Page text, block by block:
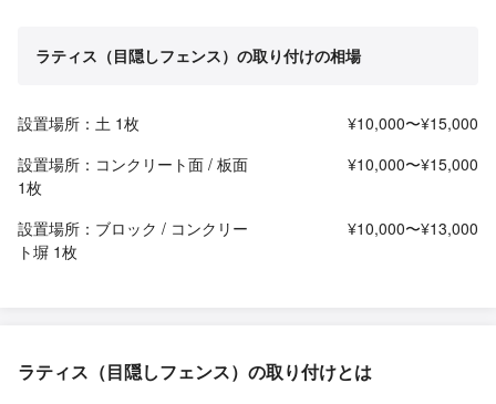
ラティス（目隠しフェンス）の取り付けの相場
設置場所：土 1枚
¥10,000〜¥15,000
設置場所：コンクリート面 / 板面
1枚
¥10,000〜¥15,000
設置場所：ブロック / コンクリー
ト塀 1枚
¥10,000〜¥13,000
ラティス（目隠しフェンス）の取り付けとは